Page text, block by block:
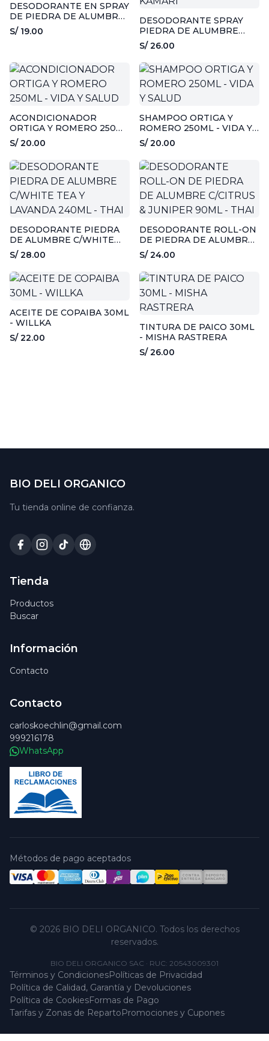
DESODORANTE EN SPRAY
DE PIEDRA DE ALUMBRE
60ML - THAI
S/ 19.00
DESODORANTE SPRAY
PIEDRA DE ALUMBRE
100ML - KAMARI
S/ 26.00
ACONDICIONADOR
ORTIGA Y ROMERO 250ML
- VIDA Y SALUD
S/ 20.00
SHAMPOO ORTIGA Y
ROMERO 250ML - VIDA Y
SALUD
S/ 20.00
DESODORANTE PIEDRA
DE ALUMBRE C/WHITE
TEA Y LAVANDA 240ML -
THAI
S/ 28.00
DESODORANTE ROLL-ON
DE PIEDRA DE ALUMBRE
C/CITRUS & JUNIPER
90ML - THAI
S/ 24.00
ACEITE DE COPAIBA 30ML
- WILLKA
S/ 22.00
TINTURA DE PAICO 30ML
- MISHA RASTRERA
S/ 26.00
BIO DELI ORGANICO
Tu tienda online de confianza.
Tienda
Productos
Buscar
Información
Contacto
Contacto
carloskoechlin@gmail.com
999216178
WhatsApp
Métodos de pago aceptados
© 2026 BIO DELI ORGANICO. Todos los derechos
reservados.
BIO DELI ORGANICO SAC · RUC: 20543009301
Términos y CondicionesPolíticas de Privacidad
Política de Calidad, Garantía y Devoluciones
Política de CookiesFormas de Pago
Tarifas y Zonas de RepartoPromociones y Cupones